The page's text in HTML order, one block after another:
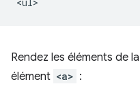
Rendez les éléments de
élément <a> :